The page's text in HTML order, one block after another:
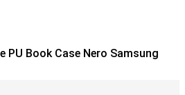
PU Book Case Nero Samsung